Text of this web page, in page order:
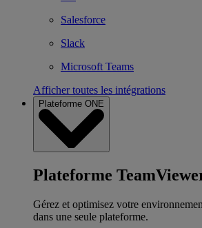
Salesforce
Slack
Microsoft Teams
Afficher toutes les intégrations
Plateforme ONE
Plateforme
Gérez et optimisez votre
dans une seule plateforme.